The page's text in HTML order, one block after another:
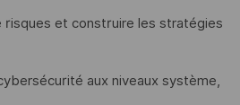
risques et construire les stratégies
aux niveaux système,